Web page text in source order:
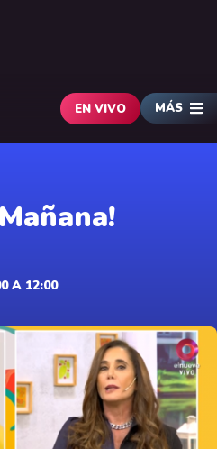
EN VIVO MÁS
A 12:00